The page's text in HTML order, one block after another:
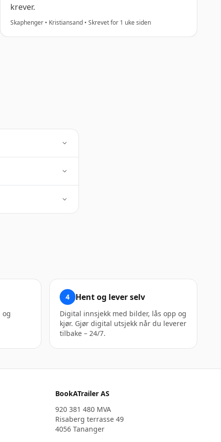
krever.
Skaphenger • Kristiansand • Skrevet for 1 uke siden
og
4 Hent og lever selv
Digital innsjekk med bilder, lås opp og
kjør. Gjør digital utsjekk når du leverer
tilbake – 24/7.
BookATrailer AS
920 381 480 MVA
Risaberg terrasse 49
4056 Tananger